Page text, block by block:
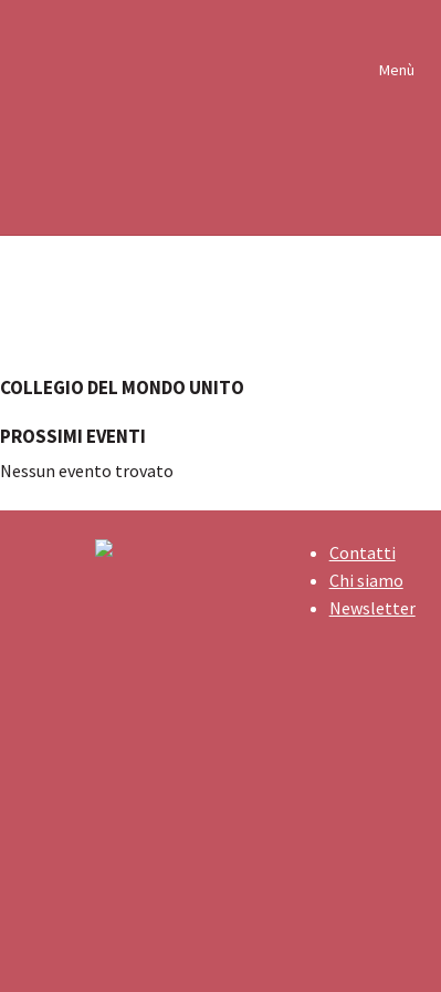
Menù
COLLEGIO DEL MONDO UNITO
PROSSIMI EVENTI
Nessun evento trovato
Contatti
Chi siamo
Newsletter